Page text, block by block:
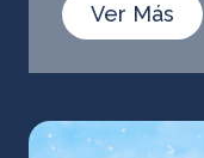
Ver Más